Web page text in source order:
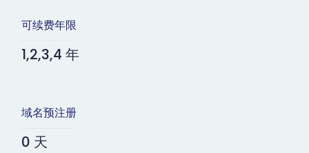
可续费年限
1,2,3,4 年
域名预注册
0 天